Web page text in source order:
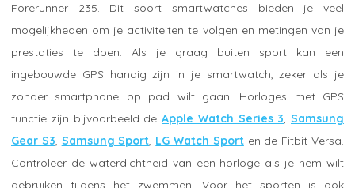
Forerunner 235. Dit soort smartwatches bieden je veel
mogelijkheden om je activiteiten te volgen en metingen van je
prestaties te doen. Als je graag buiten sport kan een
ingebouwde GPS handig zijn in je smartwatch, zeker als je
zonder smartphone op pad wilt gaan. Horloges met GPS
functie zijn bijvoorbeeld de Apple Watch Series 3, Samsung
Gear S3, Samsung Sport, LG Watch Sporten de Fitbit Versa.
Controleer de waterdichtheid van een horloge als je hem wilt
gebruiken tijdens het zwemmen. Voor het sporten is ook